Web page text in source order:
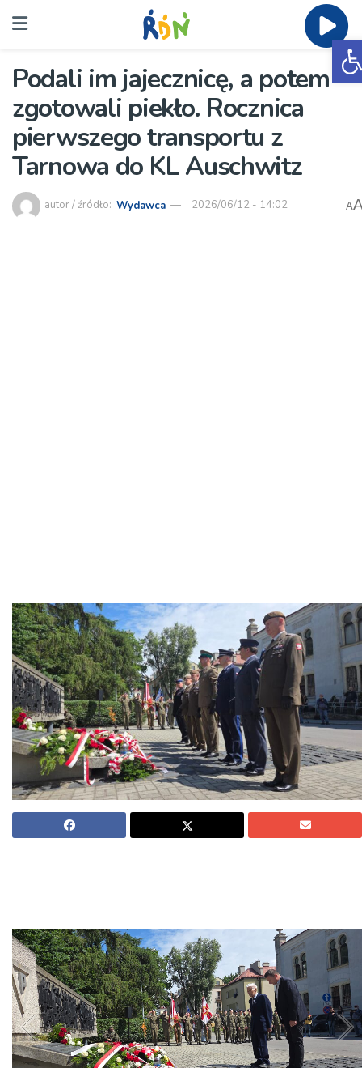
Podali im jajecznicę, a potem
zgotowali piekło. Rocznica
pierwszego transportu z
Tarnowa do KL Auschwitz
autor / źródło: Wydawca 2026/06/12 - 14:02 A